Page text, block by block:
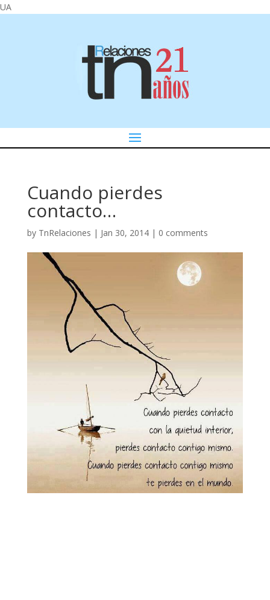
UA
Cuando pierdes
contacto…
by TnRelaciones | Jan 30, 2014| 0 comments